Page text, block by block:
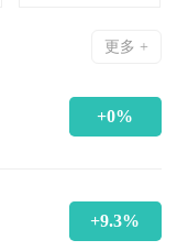
更多 +
+0%
+9.3%